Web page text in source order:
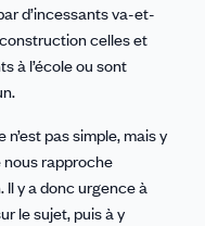
d’incessants va-et-
celles et
à l’école ou sont
pas simple, mais y
rapproche
y a donc urgence à
le sujet, puis à y